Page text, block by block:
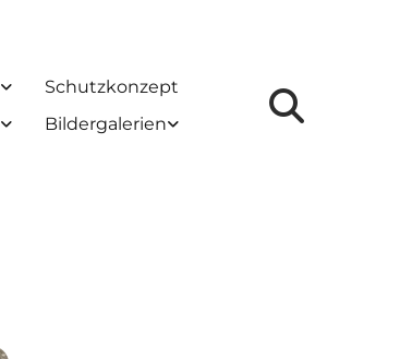
Schutzkonzept
Bildergalerien